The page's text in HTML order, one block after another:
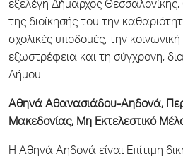
εξελέγη Δήμαρχος
της διοίκησής του την
σχολικές υποδομές, την
εξωστρέφεια και τη σύγχρονη,
Δήμου.
Αθηνά Αθανασιάδου-Αηδονά,
Μακεδονίας, Μη Εκτελεστικό
Η Αθηνά Αηδονά είναι Επίτιμη